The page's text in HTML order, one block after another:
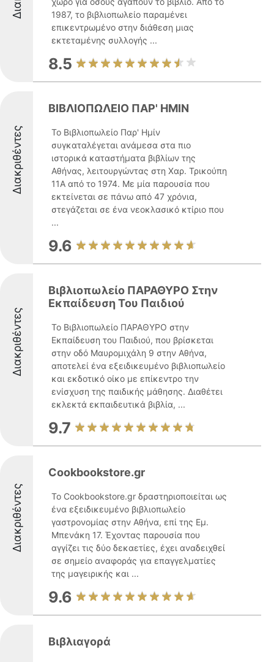
1987, το βιβλιοπωλείο παραμένει
επικεντρωμένο στην διάθεση μιας
εκτεταμένης συλλογής ...
8.5
Διακριθέντες
ΒΙΒΛΙΟΠΩΛΕΙΟ ΠΑΡ' ΗΜΙΝ
Το Βιβλιοπωλείο Παρ' Ημίν
συγκαταλέγεται ανάμεσα στα πιο
ιστορικά καταστήματα βιβλίων της
Αθήνας, λειτουργώντας στη Χαρ. Τρικούπη
11Α από το 1974. Με μία παρουσία που
εκτείνεται σε πάνω από 47 χρόνια,
στεγάζεται σε ένα νεοκλασικό κτίριο που
...
9.6
Διακριθέντες
Βιβλιοπωλείο ΠΑΡΑΘΥΡΟ Στην
Εκπαίδευση Του Παιδιού
Το Βιβλιοπωλείο ΠΑΡΑΘΥΡΟ στην
Εκπαίδευση του Παιδιού, που βρίσκεται
στην οδό Μαυρομιχάλη 9 στην Αθήνα,
αποτελεί ένα εξειδικευμένο βιβλιοπωλείο
και εκδοτικό οίκο με επίκεντρο την
ενίσχυση της παιδικής μάθησης. Διαθέτει
εκλεκτά εκπαιδευτικά βιβλία, ...
9.7
Διακριθέντες
Cookbookstore.gr
Το Cookbookstore.gr δραστηριοποιείται ως
ένα εξειδικευμένο βιβλιοπωλείο
γαστρονομίας στην Αθήνα, επί της Εμ.
Μπενάκη 17. Έχοντας παρουσία που
αγγίζει τις δύο δεκαετίες, έχει αναδειχθεί
σε σημείο αναφοράς για επαγγελματίες
της μαγειρικής και ...
9.6
Βιβλιαγορά